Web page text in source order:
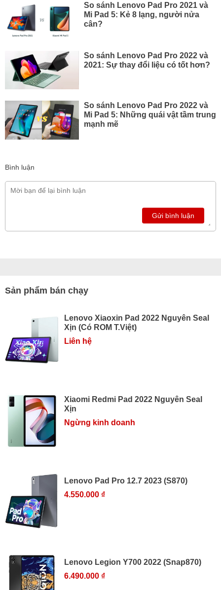
So sánh Lenovo Pad Pro 2021 và
Mi Pad 5: Kẻ 8 lạng, người nửa
cân?
So sánh Lenovo Pad Pro 2022 và
2021: Sự thay đổi liệu có tốt hơn?
So sánh Lenovo Pad Pro 2022 và
Mi Pad 5: Những quái vật tầm trung
mạnh mẽ
Bình luận
Gửi bình luận
Sản phẩm bán chạy
Lenovo Xiaoxin Pad 2022 Nguyên Seal
Xịn (Có ROM T.Việt)
Liên hệ
Xiaomi Redmi Pad 2022 Nguyên Seal
Xịn
Ngừng kinh doanh
Lenovo Pad Pro 12.7 2023 (S870)
4.550.000 ₫
Lenovo Legion Y700 2022 (Snap870)
6.490.000 ₫